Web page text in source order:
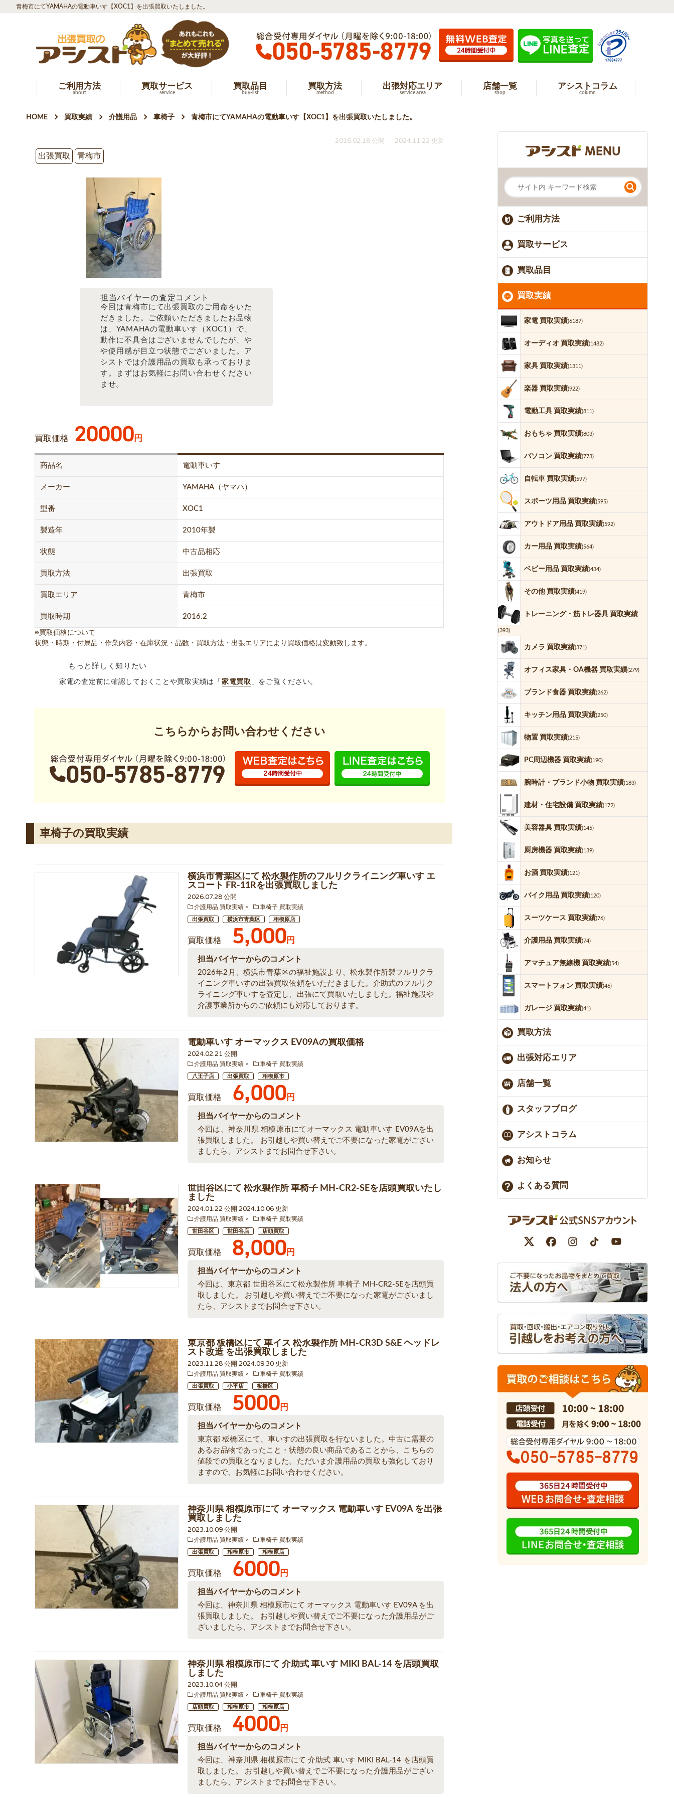
青梅市にてYAMAHAの電動車いす【XOC1】を出張買取いたしました。
ご利用方法
about
買取サービス
service
買取品目
buy-list
買取方法
method
出張対応エリア
service area
店舗一覧
shop
アシストコラム
column
HOME 買取実績 介護用品 車椅子 青梅市にてYAMAHAの電動車いす【XOC1】を出張買取いたしました。
2016.02.18 公開
2024.11.22 更新
出張買取
青梅市
担当バイヤーの査定コメント
今回は青梅市にて出張買取のご用命をいた
だきました。ご依頼いただきましたお品物
は、YAMAHAの電動車いす（XOC1）で、
動作に不具合はございませんでしたが、や
や使用感が目立つ状態でございました。ア
シストでは介護用品の買取も承っておりま
す。まずはお気軽にお問い合わせください
ませ。
買取価格 20000円
商品名 電動車いす
メーカー YAMAHA（ヤマハ）
型番 XOC1
製造年 2010年製
状態 中古品相応
買取方法 出張買取
買取エリア 青梅市
買取時期 2016.2
※買取価格について
状態・時期・付属品・作業内容・在庫状況・品数・買取方法・出張エリアにより買取価格は変動致します。
もっと詳しく知りたい
家電の査定前に確認しておくことや買取実績は「 家電買取 」をご覧ください。
こちらからお問い合わせください
車椅子の買取実績
横浜市青葉区にて 松永製作所のフルリクライニング車いす エ
スコート FR-11Rを出張買取しました
2026.07.28 公開
介護用品 買取実績 車椅子 買取実績
出張買取 横浜市青葉区 相模原店
買取価格 5,000円
担当バイヤーからのコメント
2026年2月、横浜市青葉区の福祉施設より、松永製作所製フルリクラ
イニング車いすの出張買取依頼をいただきました。介助式のフルリク
ライニング車いすを査定し、出張にて買取いたしました。福祉施設や
介護事業所からのご依頼にも対応しております。
電動車いす オーマックス EV09Aの買取価格
2024.02.21 公開
介護用品 買取実績 車椅子 買取実績
八王子店 出張買取 相模原市
買取価格 6,000円
担当バイヤーからのコメント
今回は、神奈川県 相模原市にてオーマックス 電動車いす EV09Aを出
張買取しました。 お引越しや買い替えでご不要になった家電がござい
ましたら、アシストまでお問合せ下さい。
世田谷区にて 松永製作所 車椅子 MH-CR2-SEを店頭買取いたし
ました
2024.01.22 公開 2024.10.06 更新
介護用品 買取実績 車椅子 買取実績
世田谷区 世田谷店 店頭買取
買取価格 8,000円
担当バイヤーからのコメント
今回は、東京都 世田谷区にて松永製作所 車椅子 MH-CR2-SEを店頭買
取しました。 お引越しや買い替えでご不要になった家電がございまし
たら、アシストまでお問合せ下さい。
東京都 板橋区にて 車イス 松永製作所 MH-CR3D S&E ヘッドレ
スト改造 を出張買取しました
2023.11.28 公開 2024.09.30 更新
介護用品 買取実績 車椅子 買取実績
出張買取 小平店 板橋区
買取価格 5000円
担当バイヤーからのコメント
東京都 板橋区にて、車いすの出張買取を行ないました。中古に需要の
あるお品物であったこと・状態の良い商品であることから、こちらの
値段での買取となりました。ただいま介護用品の買取も強化しており
ますので、お気軽にお問い合わせください。
神奈川県 相模原市にて オーマックス 電動車いす EV09A を出張
買取しました
2023.10.09 公開
介護用品 買取実績 車椅子 買取実績
出張買取 相模原市 相模原店
買取価格 6000円
担当バイヤーからのコメント
今回は、神奈川県 相模原市にて オーマックス 電動車いす EV09A を出
張買取しました。 お引越しや買い替えでご不要になった介護用品がご
ざいましたら、アシストまでお問合せ下さい。
神奈川県 相模原市にて 介助式 車いす MIKI BAL-14 を店頭買取
しました
2023.10.04 公開
介護用品 買取実績 車椅子 買取実績
店頭買取 相模原市 相模原店
買取価格 4000円
担当バイヤーからのコメント
今回は、神奈川県 相模原市にて 介助式 車いす MIKI BAL-14 を店頭買
取しました。 お引越しや買い替えでご不要になった介護用品がござい
ましたら、アシストまでお問合せ下さい。
ご利用方法
買取サービス
買取品目
買取実績
家電 買取実績(6187)
オーディオ 買取実績(1482)
家具 買取実績(1311)
楽器 買取実績(922)
電動工具 買取実績(811)
おもちゃ 買取実績(803)
パソコン 買取実績(773)
自転車 買取実績(597)
スポーツ用品 買取実績(595)
アウトドア用品 買取実績(592)
カー用品 買取実績(564)
ベビー用品 買取実績(434)
その他 買取実績(419)
トレーニング・筋トレ器具 買取実績
(393)
カメラ 買取実績(371)
オフィス家具・OA機器 買取実績(279)
ブランド食器 買取実績(262)
キッチン用品 買取実績(250)
物置 買取実績(215)
PC周辺機器 買取実績(190)
腕時計・ブランド小物 買取実績(183)
建材・住宅設備 買取実績(172)
美容器具 買取実績(145)
厨房機器 買取実績(139)
お酒 買取実績(121)
バイク用品 買取実績(120)
スーツケース 買取実績(76)
介護用品 買取実績(74)
アマチュア無線機 買取実績(54)
スマートフォン 買取実績(46)
ガレージ 買取実績(41)
買取方法
出張対応エリア
店舗一覧
スタッフブログ
アシストコラム
お知らせ
よくある質問